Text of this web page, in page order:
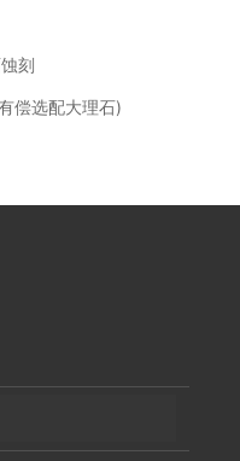
刻
偿选配大理石)